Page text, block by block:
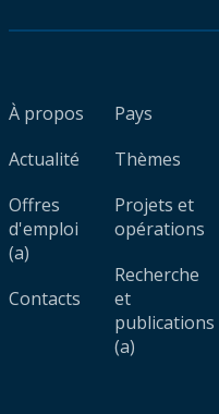
À propos
Actualité
Offres
d'emploi
(a)
Contacts
Pays
Thèmes
Projets et
opérations
Recherche
et
publications
(a)